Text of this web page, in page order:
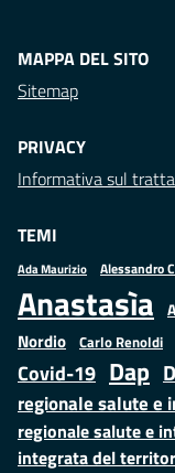
MAPPA DEL SITO
Sitemap
PRIVACY
Informativa sul
TEMI
Ada Maurizio Alessandro
Anastasìa
Nordio Carlo Renoldi
Covid-19 Dap
regionale salute e
regionale salute e
integrata del